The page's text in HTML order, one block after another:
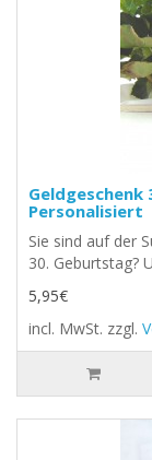
Personalisiert
Sie sind auf der
30. Geburtstag?
5,95€
incl. MwSt. zzgl.